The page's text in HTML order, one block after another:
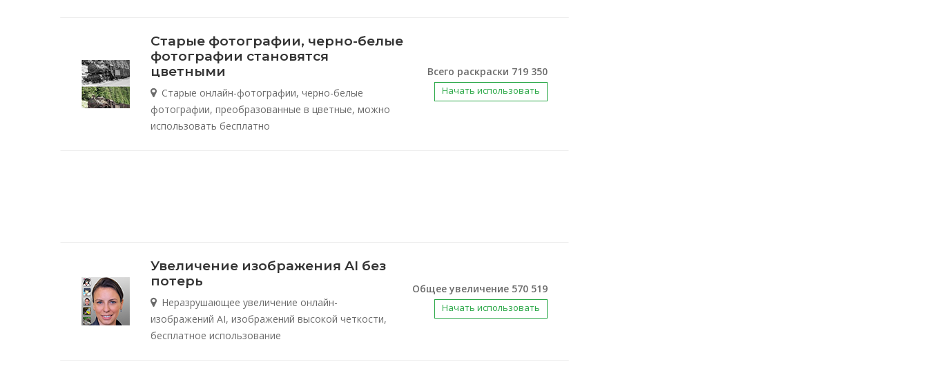
Всего раскраски 719 350
Начать использовать
Старые фотографии, черно-белые
фотографии становятся
цветными
Старые онлайн-фотографии, черно-белые
фотографии, преобразованные в цветные, можно
использовать бесплатно
Общее увеличение 570 519
Начать использовать
Увеличение изображения AI без
потерь
Неразрушающее увеличение онлайн-
изображений AI, изображений высокой четкости,
бесплатное использование